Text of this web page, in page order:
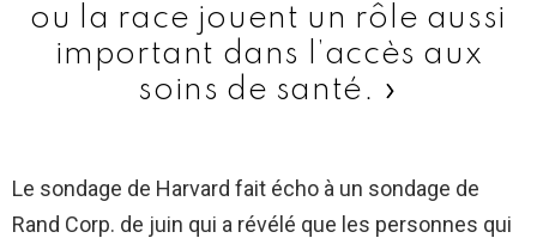
ou la race jouent un rôle aussi
important dans l’accès aux
soins de santé. »
Le sondage de Harvard fait écho à un sondage de
Rand Corp. de juin qui a révélé que les personnes qui